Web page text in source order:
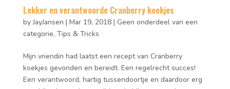
Lekker en verantwoorde Cranberry koekjes
byJayJansen | Mar 19, 2018| Geen onderdeel van een
categorie, Tips & Tricks
Mijn vriendin had laatst een recept van Cranberry
koekjes gevonden en bereidt. Een regelrecht succes!
Een verantwoord, hartig tussendoortje en daardoor erg